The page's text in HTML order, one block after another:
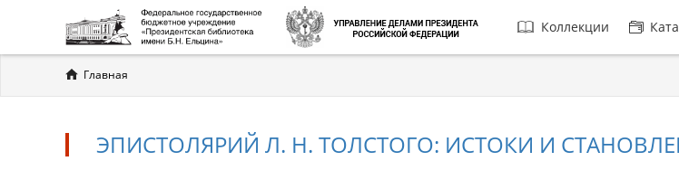
Главная
навигация
Коллекции
Вы
здесь
Главная
ЭПИСТОЛЯРИЙ Л. Н. ТОЛСТОГО: ИСТОКИ И